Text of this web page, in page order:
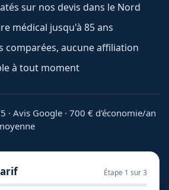
sur nos devis dans le Nord
médical jusqu'à 85 ans
comparées, aucune affiliation
à tout moment
· Avis Google · 700 € d'économie/an
Étape 1 sur 3